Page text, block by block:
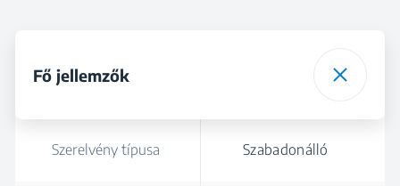
Fő jellemzők
Szerelvény típusa Szabadonálló